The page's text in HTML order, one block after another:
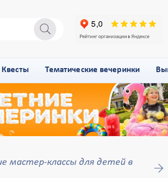
Квесты Тематические вечеринки
мастер-классы для детей в